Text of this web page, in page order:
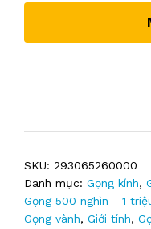
SKU: 293065260000
Danh mục: Gọng kính,
Gọng 500 nghìn - 1
Gọng vành, Giới tính,